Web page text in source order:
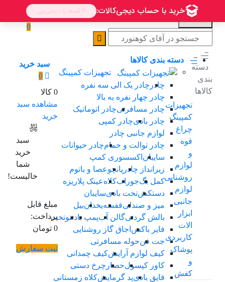
دسته
بندی
کالاها
تجهیزات
کمپینگ
چراغ
قوه
و
لوازم
روشنایی
لوازم
جانبی
ابزار
الات
کاربردی
پوشاک
و
کفش
0
دسته بندی کالاها
تجهیزات کمپینگ
چادر چادر یک الی سه نفرە
چادر چهار نفره به بالا
چادر مسافرتیچادر اتوماتیک
چادر بادیچادر کمپی
لوازم جانبی چادر
چادر توالت و حمامچادر حیوانات
سایبان اکسسوری کمپ
زیرانداز چادر پانچوعصا و باتوم
کمل بگجورابکلاهعینک پلاریزه
دستکشتخت بادیسایبان
میز و صندلیقفسهیخدانبیل
بالش گردنیگالن آبپمپ بادننوتخت
فایر باکس اجاق گاز روشنایی
جت فنحوله مسافرتی
کیف لوازم آرایشکیف چمدانی
کاور کپسولحصار چرخ دستی
قایق بادیپد گرمایشکلاه زمستانی
سبد خرید
0
0 کالا
مشاهده سبد
خرید
سبد
خرید
شما
خالیست!
مبلغ قابل
پرداخت:
0 تومان
ثبت سفارش